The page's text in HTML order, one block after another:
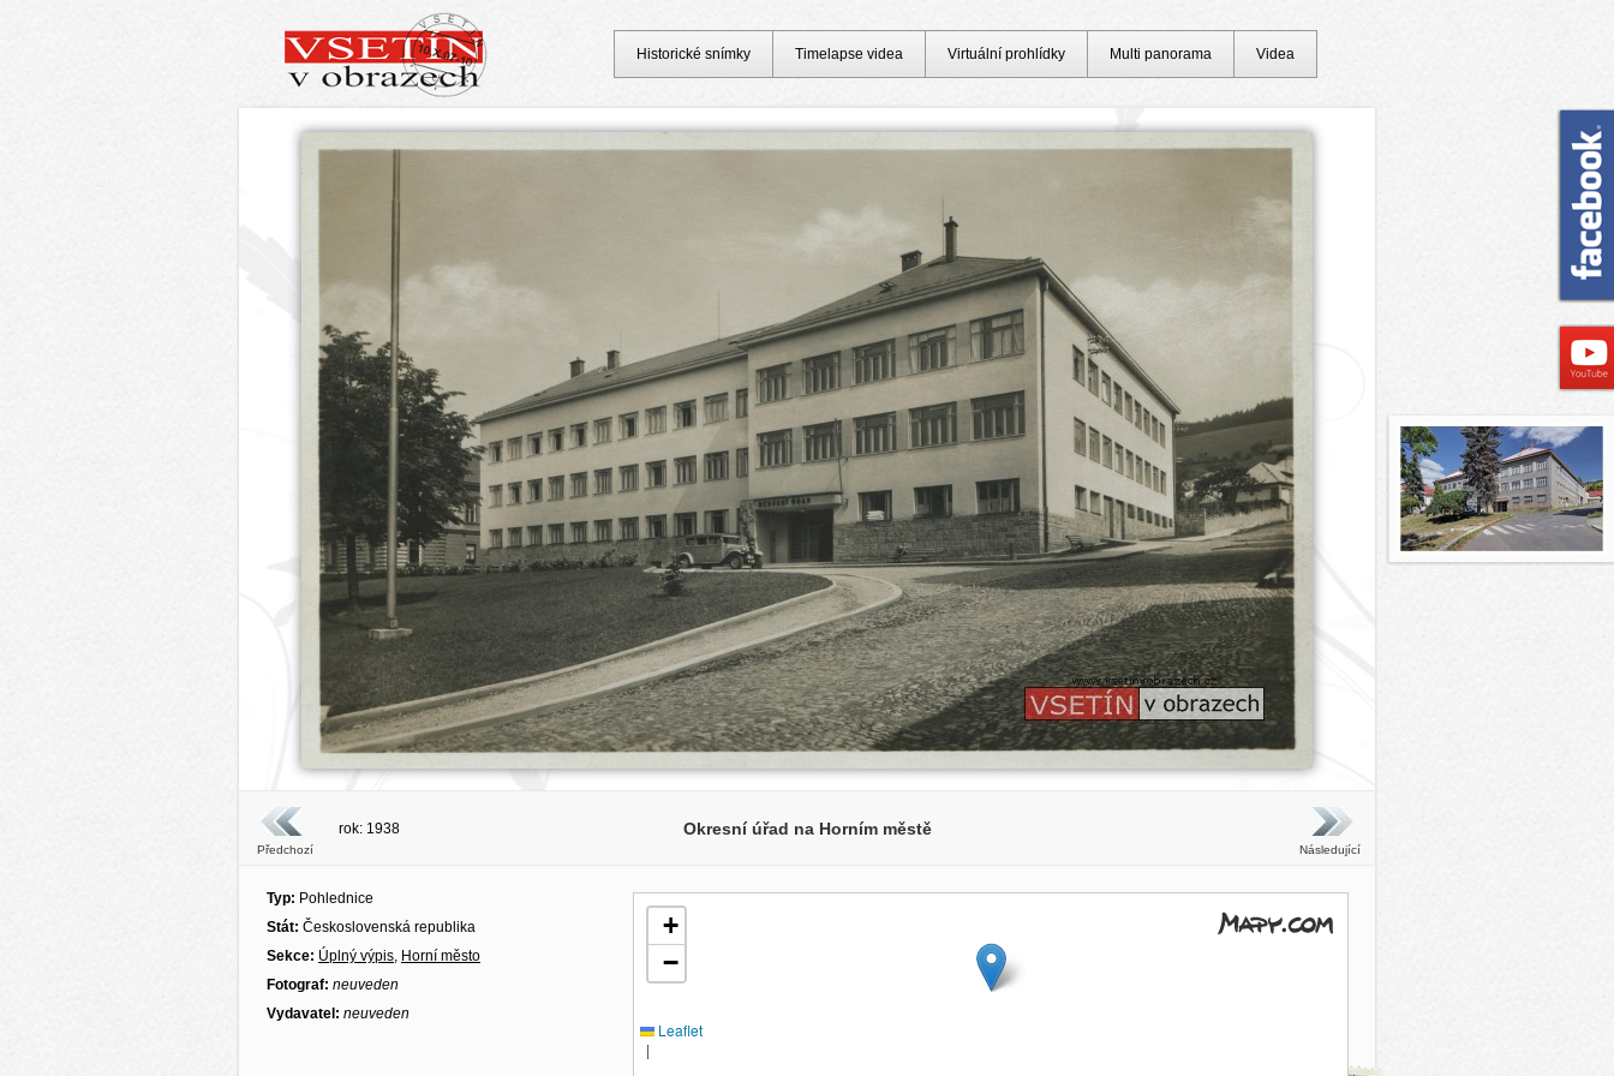
Předchozí
rok: 1938 Okresní úřad na Horním městě
Následující
Typ: Pohlednice
Stát: Československá republika
Sekce: Úplný výpis, Horní město
Fotograf: neuveden
Vydavatel: neuveden
+
−
Leaflet
|
Historické snímky Timelapse videa Virtuální prohlídky Multi panorama Videa